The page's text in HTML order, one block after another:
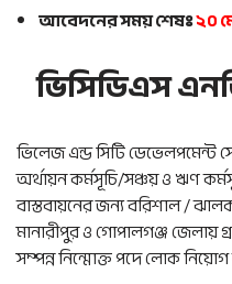
আবেদনের সময় শেষঃ২০
ভিসিডিএস
ভিলেজ এন্ড সিটি ডেভেলপমেন্ট
অর্থায়ন কর্মসূচি/সঞ্চয় ও ঋণ
বাস্তবায়নের জন্য বরিশাল /
মানারীপুর ও গোপালগঞ্জ জেলায়
সম্পন্ন নিন্মোক্ত পদে লোক নিয়োগ